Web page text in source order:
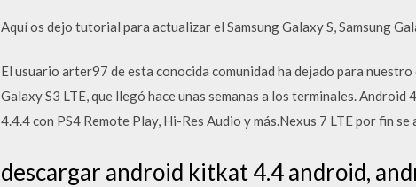
Aquí os dejo tutorial para actualizar el Samsung Galaxy S, Samsung
El usuario arter97 de esta conocida comunidad ha dejado para
Galaxy S3 LTE, que llegó hace unas semanas a los terminales.
4.4.4 con PS4 Remote Play, Hi-Res Audio y más.Nexus 7 LTE por fin
descargar android kitkat 4.4 android,